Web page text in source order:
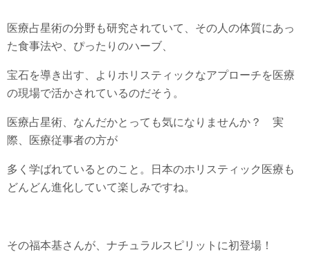
医療占星術の分野も研究されていて、その人の体質にあっ
た食事法や、ぴったりのハーブ、
宝石を導き出す、よりホリスティックなアプローチを医療
の現場で活かされているのだそう。
医療占星術、なんだかとっても気になりませんか？ 実
際、医療従事者の方が
多く学ばれているとのこと。日本のホリスティック医療も
どんどん進化していて楽しみですね。
その福本基さんが、ナチュラルスピリットに初登場！